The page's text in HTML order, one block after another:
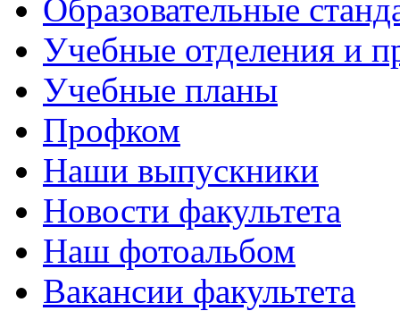
Образовательные
Учебные отделения и
Учебные планы
Профком
Наши выпускники
Новости факультета
Наш фотоальбом
Вакансии факультета